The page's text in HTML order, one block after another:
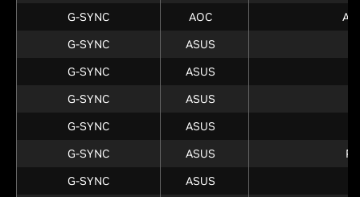
G-SYNC
AOC
G-SYNC
ASUS
G-SYNC
ASUS
G-SYNC
ASUS
G-SYNC
ASUS
G-SYNC
ASUS
G-SYNC
ASUS